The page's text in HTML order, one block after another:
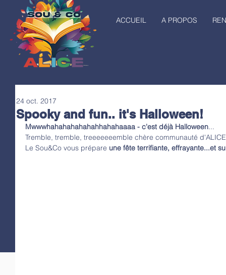
ACCUEIL A PROPOS
Spooky and fun.. it's Halloween!
24 oct. 2017
Mwwwhahahahahahahhahahaaaa - c'est déjà Halloween...
Tremble, tremble, treeeeeeemble chère communauté
Le Sou&Co vous prépare une fête terrifiante, effrayante...et